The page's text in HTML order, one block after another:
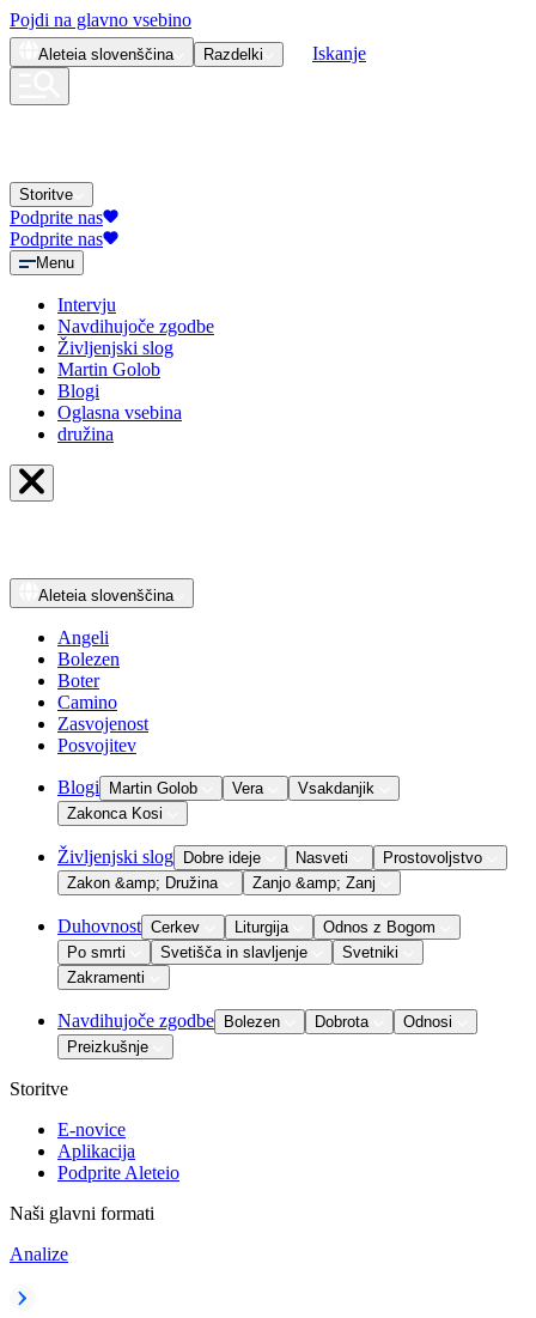
Pojdi na glavno vsebino
Aleteia slovenščina Razdelki Iskanje
Storitve
Podprite nas
Podprite nas
Menu
Intervju
Navdihujoče zgodbe
Življenjski slog
Martin Golob
Blogi
Oglasna vsebina
družina
Aleteia slovenščina
Angeli
Bolezen
Boter
Camino
Zasvojenost
Posvojitev
Blogi Martin Golob Vera
Vsakdanjik
Zakonca Kosi
Življenjski slog Dobre ideje Nasveti
Prostovoljstvo
Zakon &amp; Družina
Zanjo &amp; Zanj
Duhovnost Cerkev Liturgija
Odnos z Bogom
Po smrti
Svetišča in slavljenje
Svetniki
Zakramenti
Navdihujoče zgodbe Bolezen Dobrota
Odnosi
Preizkušnje
Storitve
E-novice
Aplikacija
Podprite Aleteio
Naši glavni formati
Analize